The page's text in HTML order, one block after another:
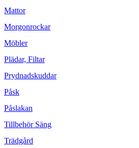
Mattor
Morgonrockar
Möbler
Plädar, Filtar
Prydnadskuddar
Påsk
Påslakan
Tillbehör Säng
Trädgård